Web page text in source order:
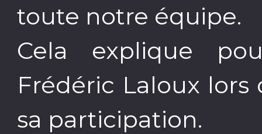
toute notre équipe.
Cela explique
Frédéric Laloux
sa participation.